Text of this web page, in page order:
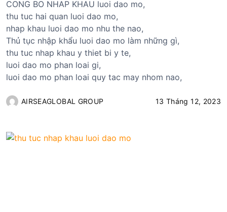
CONG BO NHAP KHAU luoi dao mo,
thu tuc hai quan luoi dao mo,
nhap khau luoi dao mo nhu the nao,
Thủ tục nhập khẩu luoi dao mo làm những gì,
thu tuc nhap khau y thiet bi y te,
luoi dao mo phan loai gi,
luoi dao mo phan loai quy tac may nhom nao,
AIRSEAGLOBAL GROUP 13 Tháng 12, 2023